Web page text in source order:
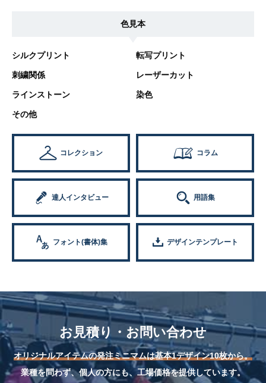
色見本
シルクプリント 転写プリント
刺繍関係 レーザーカット
ラインストーン 染色
その他
コレクション コラム
達人インタビュー 用語集
フォント(書体)集 デザインテンプレート
お見積り・お問い合わせ
オリジナルアイテムの発注ミニマムは基本1デザイン10枚から。
業種を問わず、個人の方にも、工場価格を提供しています。